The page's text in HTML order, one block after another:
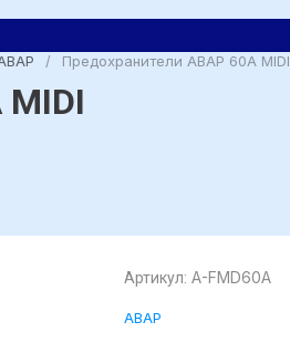
/ Предохранители АВАР 60A MIDI
Артикул: A-FMD60A
АВАР